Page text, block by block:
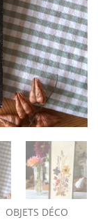
OBJETS DÉCO